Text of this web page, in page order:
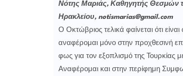
Νότης Μαριάς, Καθηγητής Θεσμών
Ηρακλείου, notismarias@gmail.com
Ο Οκτώβριος τελικά φαίνεται ότι
αναφέρομαι μόνο στην προχθεσινή
φως για τον εξοπλισμό της Τουρκίας
Αναφέρομαι και στην περίφημη